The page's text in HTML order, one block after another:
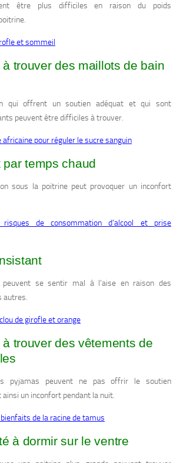
être plus difficiles en raison du poids
et sommeil
trouver des maillots de bain
qui offrent un soutien adéquat et qui sont
peuvent être difficiles à trouver.
africaine pour réguler le sucre sanguin
par temps chaud
sous la poitrine peut provoquer un inconfort
de consommation d’alcool et prise
peuvent se sentir mal à l’aise en raison des
autres.
de girofle et orange
trouver des vêtements de
pyjamas peuvent ne pas offrir le soutien
un inconfort pendant la nuit.
de la racine de tamus
à dormir sur le ventre